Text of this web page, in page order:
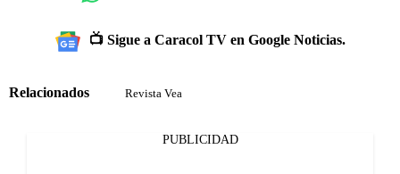
📺 Sigue a Caracol TV en Google Noticias.
Relacionados Revista Vea
PUBLICIDAD